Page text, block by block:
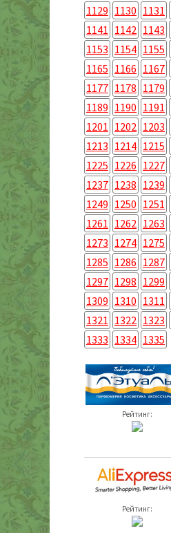
1129 1130 1131
1141 1142 1143
1153 1154 1155
1165 1166 1167
1177 1178 1179
1189 1190 1191
1201 1202 1203
1213 1214 1215
1225 1226 1227
1237 1238 1239
1249 1250 1251
1261 1262 1263
1273 1274 1275
1285 1286 1287
1297 1298 1299
1309 1310 1311
1321 1322 1323
1333 1334 1335
Рейтинг:
Рейтинг: